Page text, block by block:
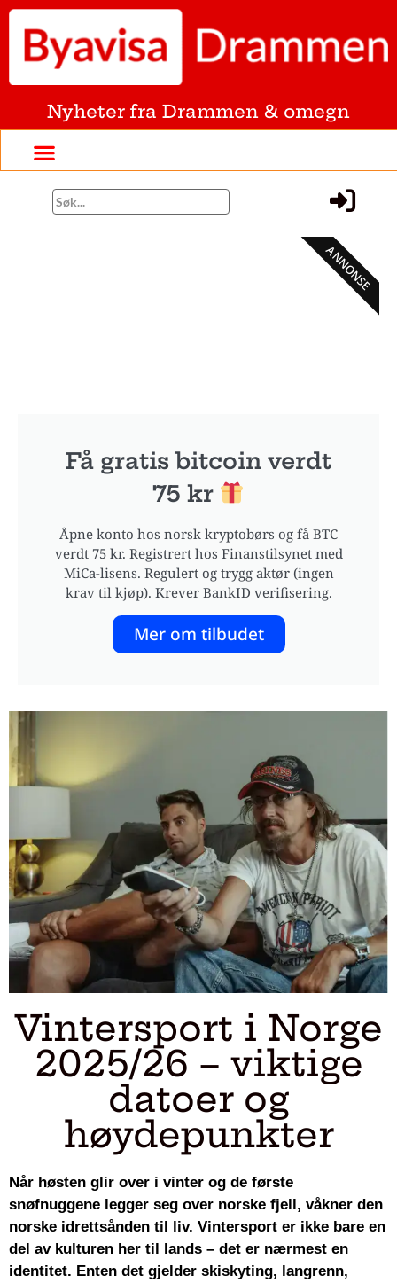
Nyheter fra Drammen & omegn
Få gratis bitcoin verdt
75 kr
Åpne konto hos norsk kryptobørs og få BTC
verdt 75 kr. Registrert hos Finanstilsynet med
MiCa-lisens. Regulert og trygg aktør (ingen
krav til kjøp). Krever BankID verifisering.
Mer om tilbudet
ANNONSE
Vintersport i Norge
2025/26 – viktige
datoer og
høydepunkter
Når høsten glir over i vinter og de første
snøfnuggene legger seg over norske fjell, våkner den
norske idrettsånden til liv. Vintersport er ikke bare en
del av kulturen her til lands – det er nærmest en
identitet. Enten det gjelder skiskyting, langrenn,